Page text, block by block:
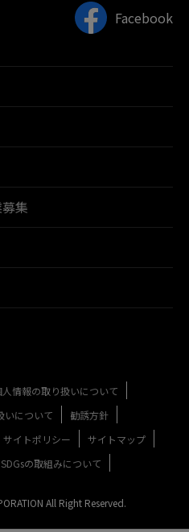
Facebook
集
人情報の取り扱いについて
いについて
勧誘方針
サイトポリシー
サイトマップ
SDGsの取組みについて
All Right Reserved.